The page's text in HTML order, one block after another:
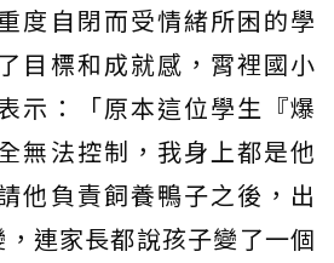
度自閉而受情緒所困的學
目標和成就感，霄裡國小
示：「原本這位學生『爆
無法控制，我身上都是他
他負責飼養鴨子之後，出
連家長都說孩子變了一個